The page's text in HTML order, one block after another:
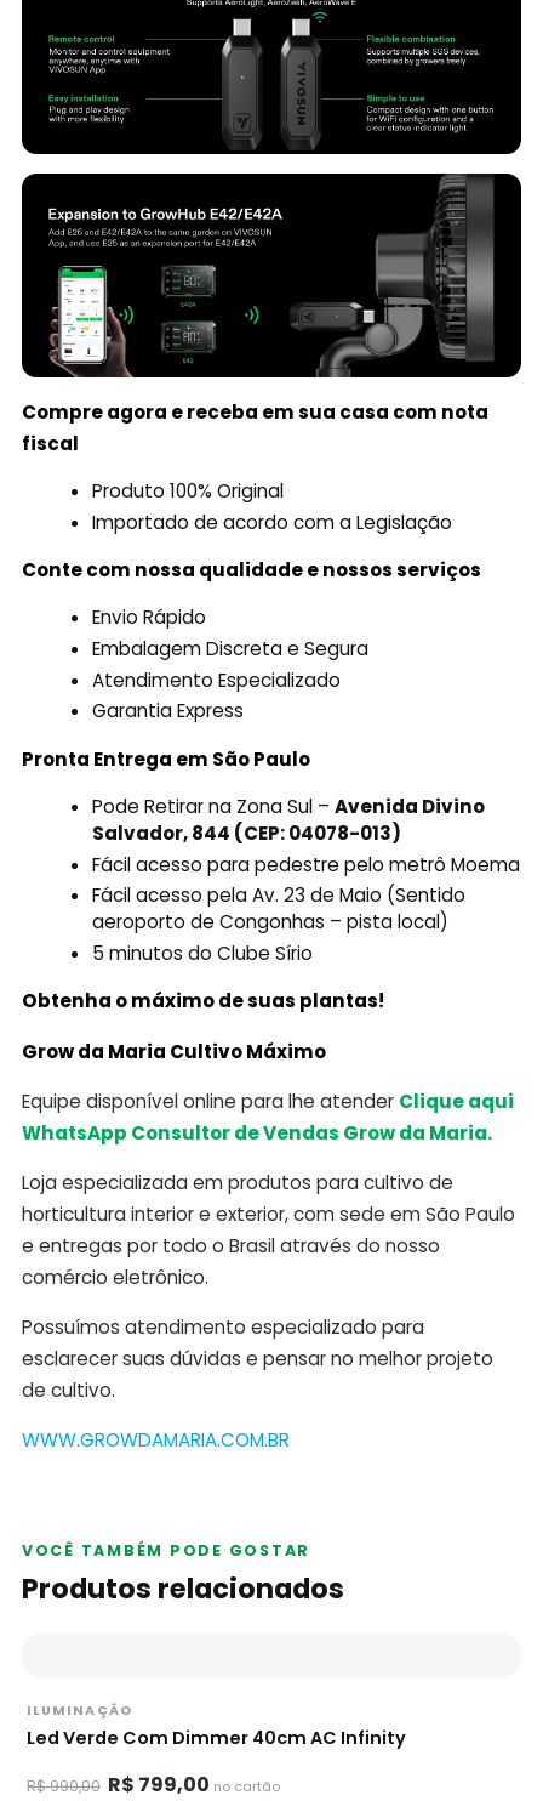
Compre agora e receba em sua casa com nota
fiscal
Produto 100% Original
Importado de acordo com a Legislação
Conte com nossa qualidade e nossos serviços
Envio Rápido
Embalagem Discreta e Segura
Atendimento Especializado
Garantia Express
Pronta Entrega em São Paulo
Pode Retirar na Zona Sul –Avenida Divino
Salvador, 844 (CEP: 04078-013)
Fácil acesso para pedestre pelo metrô Moema
Fácil acesso pela Av. 23 de Maio (Sentido
aeroporto de Congonhas – pista local)
5 minutos do Clube Sírio
Obtenha o máximo de suas plantas!
Grow da Maria Cultivo Máximo
Equipe disponível online para lhe atender Clique aqui
WhatsApp Consultor de Vendas Grow da Maria.
Loja especializada em produtos para cultivo de
horticultura interior e exterior, com sede em São Paulo
e entregas por todo o Brasil através do nosso
comércio eletrônico.
Possuímos atendimento especializado para
esclarecer suas dúvidas e pensar no melhor projeto
de cultivo.
WWW.GROWDAMARIA.COM.BR
VOCÊ TAMBÉM PODE GOSTAR
Produtos relacionados
ILUMINAÇÃO
Led Verde Com Dimmer 40cm AC Infinity
R$ 990,00 R$ 799,00 no cartão